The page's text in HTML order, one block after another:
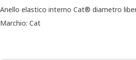
Anello elastico interno Cat® diametro
Marchio: Cat